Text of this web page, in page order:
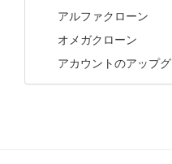
アルファクローン
オメガクローン
アカウントのアップ